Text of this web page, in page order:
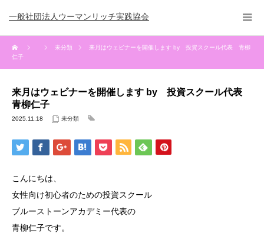
一般社団法人ウーマンリッチ実践協会
未分類
来月はウェビナーを開催します by 投資スクール代表 青柳
仁子
来月はウェビナーを開催します by 投資スクール代表
青柳仁子
2025.11.18 未分類
こんにちは、
女性向け初心者のための投資スクール
ブルーストーンアカデミー代表の
青柳仁子です。